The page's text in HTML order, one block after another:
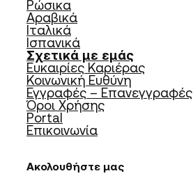
Ρώσικα
Αραβικά
Ιταλικά
Ισπανικά
Σχετικά με εμάς
Ευκαιρίες Καριέρας
Κοινωνική Ευθύνη
Εγγραφές – Επανεγγραφές
Όροι Χρήσης
Portal
Επικοινωνία
Ακολουθήστε μας